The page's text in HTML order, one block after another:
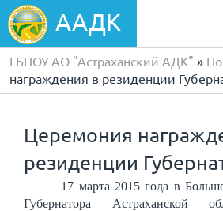
ААДК
ГБПОУ АО "Астраханский АДК" »
награждения в резиденции
Церемония
резиденции
17 марта 2015 года в
Губернатора Астраханской